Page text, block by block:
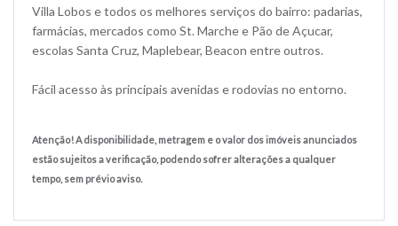
Villa Lobos e todos os melhores serviços do bairro: padarias,
farmácias, mercados como St. Marche e Pão de Açucar,
escolas Santa Cruz, Maplebear, Beacon entre outros.
Fácil acesso às principais avenidas e rodovias no entorno.
Atenção! A disponibilidade, metragem e o valor dos imóveis anunciados
estão sujeitos a verificação, podendo sofrer alterações a qualquer
tempo, sem prévio aviso.